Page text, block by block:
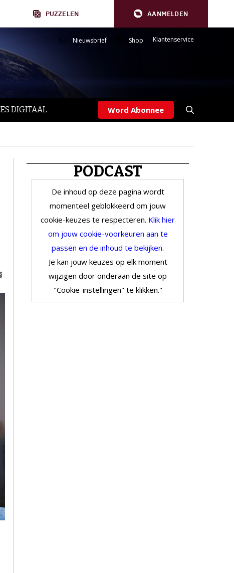
PUZZELEN AANMELDEN
Nieuwsbrief Shop Klantenservice
DIGITAAL Word Abonnee
PODCAST
De inhoud op deze pagina wordt
momenteel geblokkeerd om jouw
cookie-keuzes te respecteren. Klik hier
om jouw cookie-voorkeuren aan te
passen en de inhoud te bekijken.
Je kan jouw keuzes op elk moment
wijzigen door onderaan de site op
"Cookie-instellingen" te klikken."